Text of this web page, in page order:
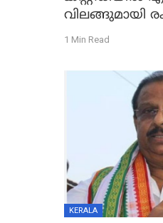
വിലങ്ങുമായി
പ്രതി പിടിയിൽ
1 Min Read
KERALA